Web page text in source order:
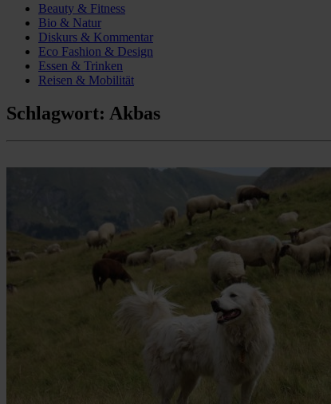
Beauty & Fitness
Bio & Natur
Diskurs & Kommentar
Eco Fashion & Design
Essen & Trinken
Reisen & Mobilität
Schlagwort: Akbas